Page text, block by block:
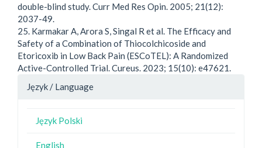
double-blind study. Curr Med Res Opin. 2005; 21(12):
2037-49.
25. Karmakar A, Arora S, Singal R et al. The Efficacy and
Safety of a Combination of Thiocolchicoside and
Etoricoxib in Low Back Pain (ESCoTEL): A Randomized
Active-Controlled Trial. Cureus. 2023; 15(10): e47621.
Język / Language
Język Polski
English